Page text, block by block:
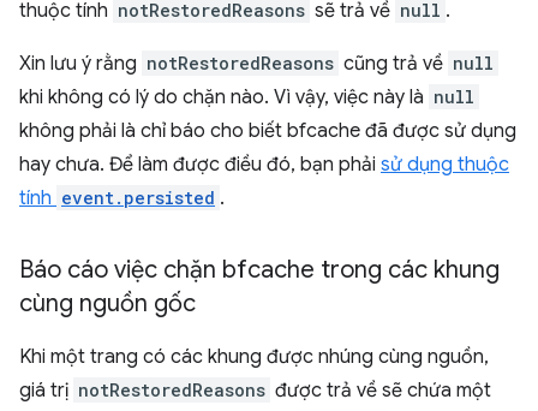
thuộc tính notRestoredReasons sẽ trả về null .
Xin lưu ý rằng notRestoredReasons cũng trả về null
khi không có lý do chặn nào. Vì vậy, việc này là null
không phải là chỉ báo cho biết bfcache đã được sử dụng
hay chưa. Để làm được điều đó, bạn phải sử dụng thuộc
tính event.persisted .
Báo cáo việc chặn bfcache trong các khung
cùng nguồn gốc
Khi một trang có các khung được nhúng cùng nguồn,
giá trị notRestoredReasons được trả về sẽ chứa một